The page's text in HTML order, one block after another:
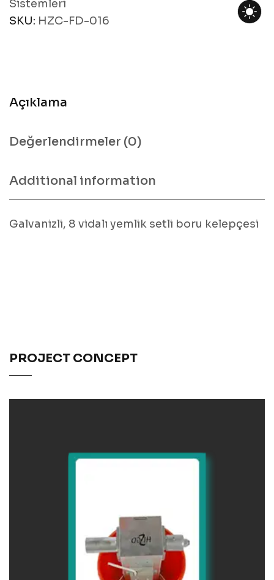
Sistemleri
SKU: HZC-FD-016
Açıklama
Değerlendirmeler (0)
Additional information
Galvanizli, 8 vidalı yemlik setli boru kelepçesi
PROJECT CONCEPT